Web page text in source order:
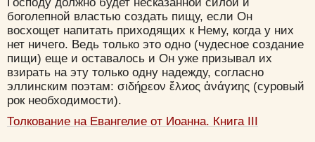
Господу должно будет несказанной силой и
боголепной властью создать пищу, если Он
восхощет напитать приходящих к Нему, когда у них
нет ничего. Ведь только это одно (чудесное создание
пищи) еще и оставалось и Он уже призывал их
взирать на эту только одну надежду, согласно
эллинским поэтам: σιδήϱεον ἕλϰος ἀνάγϰης (суровый
рок необходимости).
Толкование на Евангелие от Иоанна. Книга III